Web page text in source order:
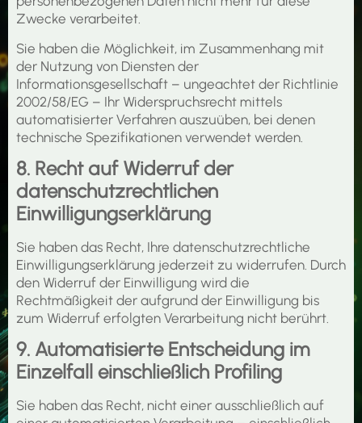
Zwecke verarbeitet.
Sie haben die Möglichkeit, im Zusammenhang mit
der Nutzung von Diensten der
Informationsgesellschaft – ungeachtet der Richtlinie
2002/58/EG – Ihr Widerspruchsrecht mittels
automatisierter Verfahren auszuüben, bei denen
technische Spezifikationen verwendet werden.
8. Recht auf Widerruf der
datenschutzrechtlichen
Einwilligungserklärung
Sie haben das Recht, Ihre datenschutzrechtliche
Einwilligungserklärung jederzeit zu widerrufen. Durch
den Widerruf der Einwilligung wird die
Rechtmäßigkeit der aufgrund der Einwilligung bis
zum Widerruf erfolgten Verarbeitung nicht berührt.
9. Automatisierte Entscheidung im
Einzelfall einschließlich Profiling
Sie haben das Recht, nicht einer ausschließlich auf